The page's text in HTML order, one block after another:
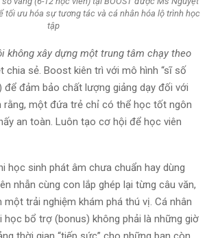
tối ưu hóa sự tương tác và cá nhân hóa lộ trình học
tập
không xây dựng một trung tâm chạy theo
chia sẻ. Boost kiên trì với mô hình “sĩ số
để đảm bảo chất lượng giảng dạy đối với
rằng, một đứa trẻ chỉ có thể học tốt ngôn
an toàn. Luôn tạo cơ hội để học viên
học sinh phát âm chưa chuẩn hay dùng
nhẫn cùng con lắp ghép lại từng câu văn,
trải nghiệm khám phá thú vị. Cá nhân
học bổ trợ (bonus) không phải là những giờ